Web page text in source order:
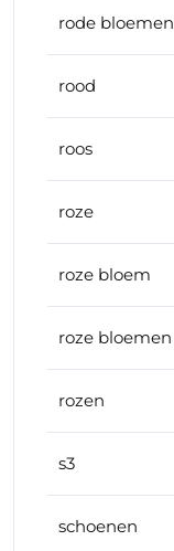
rode bloemen
rood
roos
roze
roze bloem
roze bloemen
rozen
s3
schoenen